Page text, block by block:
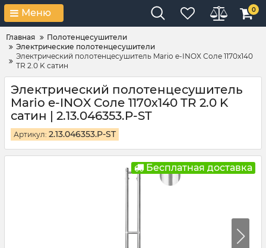
Меню 0
Главная
Полотенцесушители
Электрические полотенцесушители
Электрический полотенцесушитель Mario e-INOX Соле 1170х140
TR 2.0 K сатин
Электрический полотенцесушитель
Mario e-INOX Соле 1170х140 TR 2.0 K
сатин | 2.13.046353.P-ST
Артикул: 2.13.046353.P-ST
Бесплатная доставка